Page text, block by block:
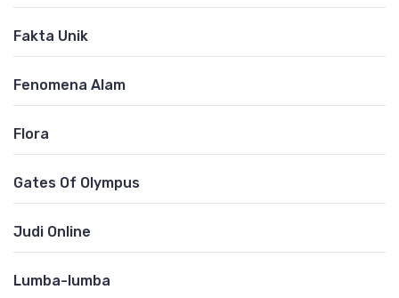
Fakta Unik
Fenomena Alam
Flora
Gates Of Olympus
Judi Online
Lumba-lumba